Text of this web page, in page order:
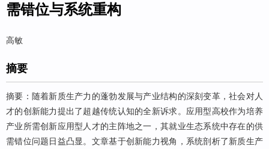
需错位与系统重构
高敏
摘要
摘要：随着新质生产力的蓬勃发展与产业结构的深刻变革，社会对人
才的创新能力提出了超越传统认知的全新诉求。应用型高校作为培养
产业所需创新应用型人才的主阵地之一，其就业生态系统中存在的供
需错位问题日益凸显。文章基于创新能力视角，系统剖析了新质生产